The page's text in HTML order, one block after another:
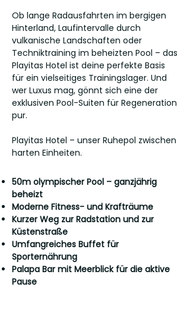
Ob lange Radausfahrten im bergigen
Hinterland, Laufintervalle durch
vulkanische Landschaften oder
Techniktraining im beheizten Pool – das
Playitas Hotel ist deine perfekte Basis
für ein vielseitiges Trainingslager. Und
wer Luxus mag, gönnt sich eine der
exklusiven Pool-Suiten für Regeneration
pur.
Playitas Hotel – unser Ruhepol zwischen
harten Einheiten.
50m olympischer Pool – ganzjährig
beheizt
Moderne Fitness- und Krafträume
Kurzer Weg zur Radstation und zur
Küstenstraße
Umfangreiches Buffet für
Sporternährung
Palapa Bar mit Meerblick für die aktive
Pause